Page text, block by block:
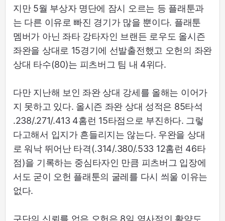
지만 5월 부상자 명단에 잠시 오르는 등 플래툰과
는 다른 이유로 빠진 경기가 많을 뿐이다. 플래툰
멤버가 아닌 좌타 강타자인 브랜든 로우도 올시즌
좌완을 상대로 15경기에 선발출전했고 오헌의 좌완
상대 타수(80)는 피츠버그 팀 내 4위다.
다만 지난해 보인 좌완 상대 강세를 올해는 이어가
지 못하고 있다. 올시즌 좌완 상대 성적은 85타석
.238/.271/.413 4홈런 15타점으로 부진하다. 그렇
다고해서 입지가 흔들리지는 않는다. 우완을 상대
로 워낙 뛰어난 타격(.314/.380/.533 12홈런 46타
점)을 기록하는 중심타자인 만큼 피츠버그 입장에
서도 굳이 오헌 플래툰의 굴레를 다시 씌울 이유는
없다.
구단의 신뢰를 업은 오헌은 8일 역사적인 활약도